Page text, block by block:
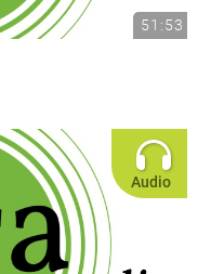
51:53
Audio